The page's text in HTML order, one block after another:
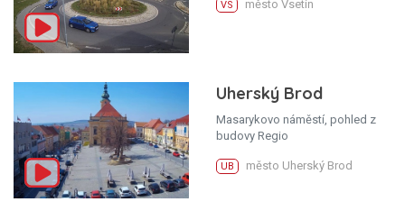
VS město Vsetín
Uherský Brod
Masarykovo náměstí, pohled z
budovy Regio
UB město Uherský Brod